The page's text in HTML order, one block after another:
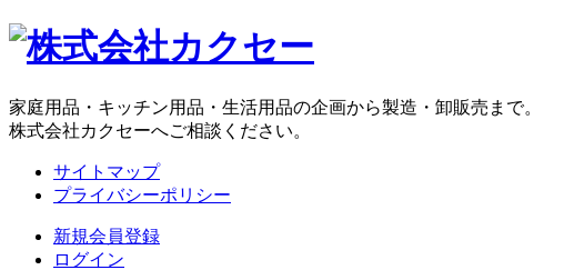
家庭用品・キッチン用品・生活用品の企画から製造・卸販売まで。
株式会社カクセーへご相談ください。
サイトマップ
プライバシーポリシー
新規会員登録
ログイン